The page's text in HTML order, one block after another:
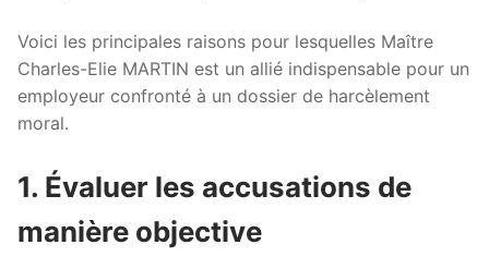
Voici les principales raisons pour lesquelles Maître
Charles-Elie MARTIN est un allié indispensable pour un
employeur confronté à un dossier de harcèlement
moral.
1. Évaluer les accusations de
manière objective